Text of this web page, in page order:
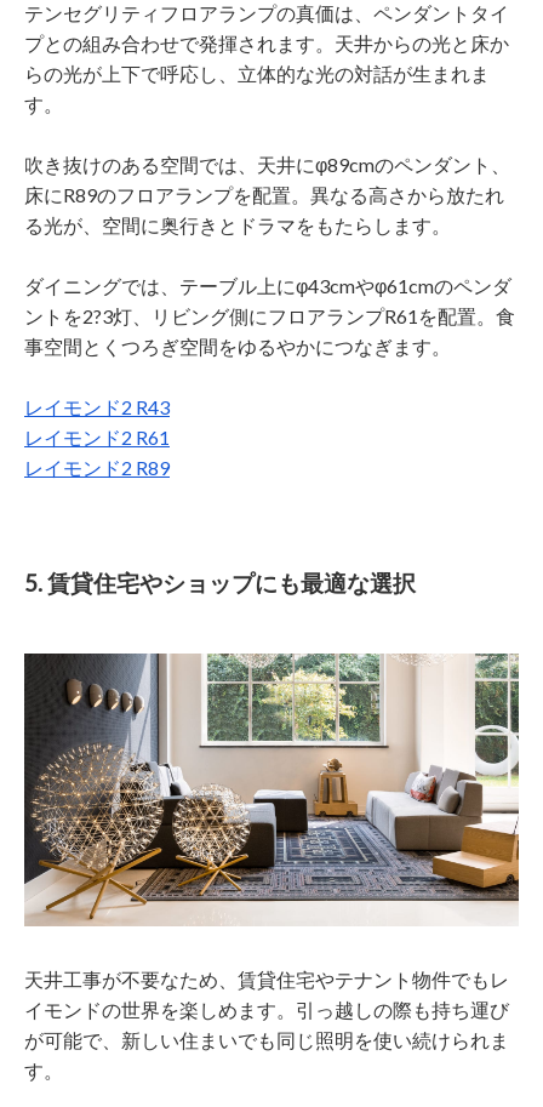
テンセグリティフロアランプの真価は、ペンダントタイ
プとの組み合わせで発揮されます。天井からの光と床か
らの光が上下で呼応し、立体的な光の対話が生まれま
す。
吹き抜けのある空間では、天井にφ89cmのペンダント、
床にR89のフロアランプを配置。異なる高さから放たれ
る光が、空間に奥行きとドラマをもたらします。
ダイニングでは、テーブル上にφ43cmやφ61cmのペンダ
ントを2?3灯、リビング側にフロアランプR61を配置。食
事空間とくつろぎ空間をゆるやかにつなぎます。
レイモンド2 R43
レイモンド2 R61
レイモンド2 R89
5. 賃貸住宅やショップにも最適な選択
天井工事が不要なため、賃貸住宅やテナント物件でもレ
イモンドの世界を楽しめます。引っ越しの際も持ち運び
が可能で、新しい住まいでも同じ照明を使い続けられま
す。